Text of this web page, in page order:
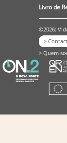
Livro de
>
> Quem